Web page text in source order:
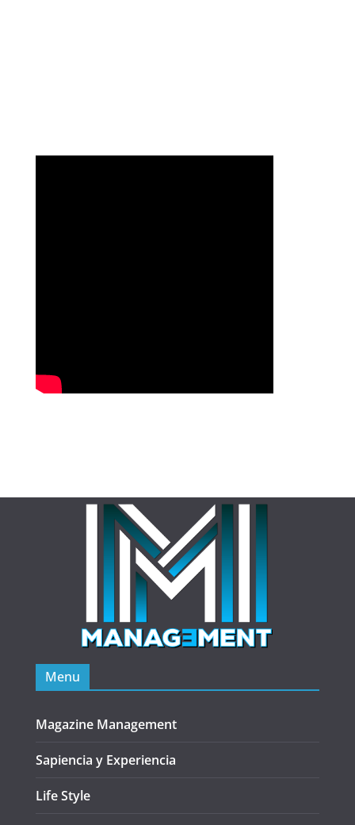
Menu
Magazine Management
Sapiencia y Experiencia
Life Style